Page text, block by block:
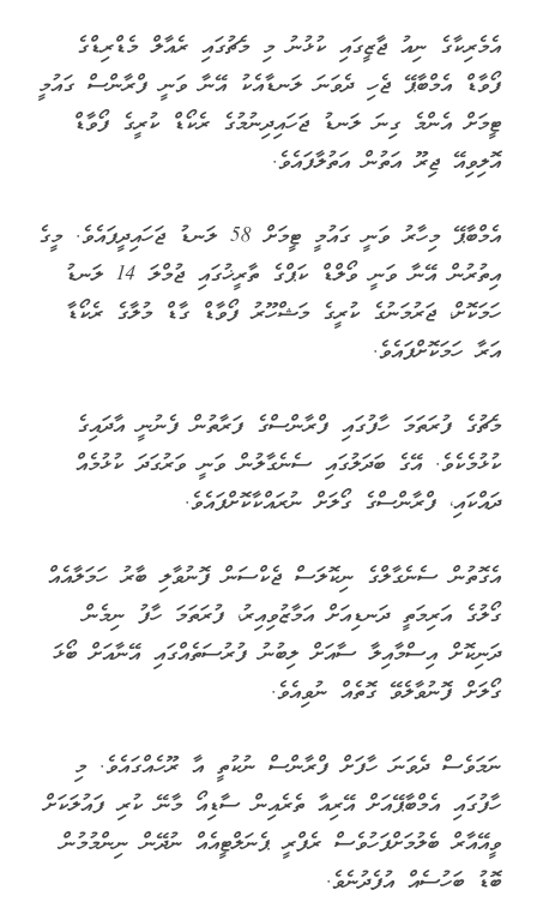
އެމެރިކާގެ ނިއު ޖާޒީގައި ކުޅުނު މި މެޗުގައި ރެއާލް މެޑްރިޑްގެ
ފޯވާޑް އެމްބާޕޭ ޖެހި ދެވަނަ ލަނޑާއެކު އޭނާ ވަނީ ފްރާންސް ގައުމީ
ޓީމަށް އެންމެ ގިނަ ލަނޑު ޖަހައިދިނުމުގެ ރެކޯޑް ކުރީގެ ފޯވާޑް
އޮލިވިއޭ ޖިރޫ އަތުން އަތުލާފައެވެ.
އެމްބާޕޭ މިހާރު ވަނީ ގައުމީ ޓީމަށް 58 ލަނޑު ޖަހައިދީފައެވެ. މީގެ
އިތުރުން އޭނާ ވަނީ ވޯލްޑް ކަޕްގެ ތާރީޚުގައި ޖުމްލަ 14 ލަނޑު
ހަމަކޮށް، ޖަރުމަނުގެ ކުރީގެ މަޝްހޫރު ފޯވާޑް ގާޑް މުލާގެ ރެކޯޑާ
އަރާ ހަމަކޮށްފައެވެ.
މެޗުގެ ފުރަތަމަ ހާފުގައި ފްރާންސްގެ ފަރާތުން ފެނުނީ އާދައިގެ
ކުޅުމެކެވެ. އޭގެ ބަދަލުގައި ސެނެގާލުން ވަނީ ވަރުގަދަ ކުޅުމެއް
ދައްކައި، ފްރާންސްގެ ގޯލަށް ނުރައްކާކޮށްފައެވެ.
އެގޮތުން ސެނެގާލްގެ ނިކޮލަސް ޖެކްސަން ފޮނުވާލި ބާރު ހަމަލާއެއް
ގޯލުގެ އަރިމަތީ ދަނޑިއަށް އަމާޒުވިއިރު، ފުރަތަމަ ހާފު ނިމެން
ދަނިކޮށް އިސްމާއިލާ ސާއަށް ލިބުނު ފުރުސަތެއްގައި އޭނާއަށް ބޯޅަ
ގޯލަށް ފޮނުވާލެވޭ ގޮތެއް ނުވިއެވެ.
ނަމަވެސް ދެވަނަ ހާފަށް ފްރާންސް ނުކުތީ އާ ރޫހެއްގައެވެ. މި
ހާފުގައި އެމްބާޕޭއަށް އޭރިއާ ތެރެއިން ސާޑިއޯ މާނޭ ކުރި ފައުލަކަށް
ވީއޭއާރް ބެލުމަށްފަހުވެސް ރެފްރީ ޕެނަލްޓީއެއް ނުދޭން ނިންމުމުން
ބޮޑު ބަހުސެއް އުފެދުނެވެ.